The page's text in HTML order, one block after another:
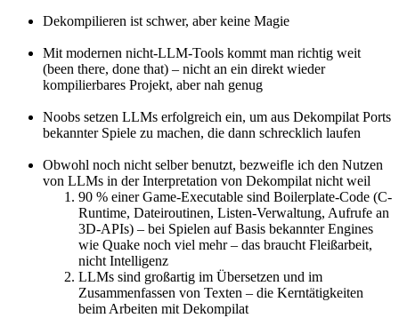
Dekompilieren ist schwer, aber keine Magie
Mit modernen nicht-LLM-Tools kommt man richtig weit
(been there, done that) – nicht an ein direkt wieder
kompilierbares Projekt, aber nah genug
Noobs setzen LLMs erfolgreich ein, um aus Dekompilat Ports
bekannter Spiele zu machen, die dann schrecklich laufen
Obwohl noch nicht selber benutzt, bezweifle ich den Nutzen
von LLMs in der Interpretation von Dekompilat nicht weil
90 % einer Game-Executable sind Boilerplate-Code (C-
Runtime, Dateiroutinen, Listen-Verwaltung, Aufrufe an
3D-APIs) – bei Spielen auf Basis bekannter Engines
wie Quake noch viel mehr – das braucht Fleißarbeit,
nicht Intelligenz
LLMs sind großartig im Übersetzen und im
Zusammenfassen von Texten – die Kerntätigkeiten
beim Arbeiten mit Dekompilat